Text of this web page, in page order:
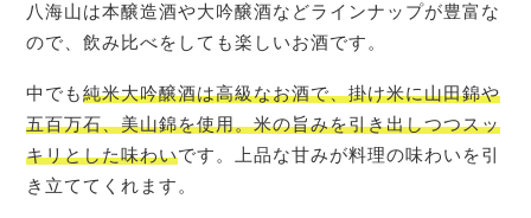
八海山は本醸造酒や大吟醸酒などラインナップが豊富な
ので、飲み比べをしても楽しいお酒です。
中でも純米大吟醸酒は高級なお酒で、掛け米に山田錦や
五百万石、美山錦を使用。米の旨みを引き出しつつスッ
キリとした味わいです。上品な甘みが料理の味わいを引
き立ててくれます。